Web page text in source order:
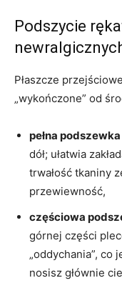
Podszycie
Płaszcze
„wykończone” od
pełna podszewka
dół; ułatwia
trwałość tkaniny
przewiewność,
częściowa
górnej części
„oddychania”, co
nosisz głównie